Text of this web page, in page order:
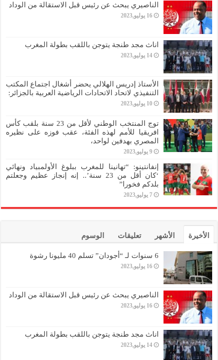
الناصيري يبحث عن رئيس قبل الاستقالة من الوداد
16 يوليو,2023
اناث مجد طنجة يتوجن باللقب بطولة المغرب
14 يوليو,2023
الأستاذ إدريس الهلالي يحضر أشغال اجتماع المكتب
التنفيذي لاتحاد الاتحادات الرياضية العربية بالجزائر:
10 يوليو,2023
توج المنتخب الوطني لأقل من 23 سنة بلقب كأس
افريقيا للأمم لهذه الفئة، عقب فوزه على نظيره
المصري بهدفين لواحد،
9 يوليو,2023
إنفانتينو: “تهانينا للمغرب ببلوغ الأولمبياد ونهائي
‘كان أقل من 23 سنة’.. إنه إنجاز عظيم وجعلتم
بلدكم فخورا”
7 يوليو,2023
الأخيرة الأشهر تعليقات الوسوم
6 سنوات لـ “أجودان” تسلم 40 مليونا رشوة
16 يوليو,2023
الناصيري يبحث عن رئيس قبل الاستقالة من الوداد
16 يوليو,2023
اناث مجد طنجة يتوجن باللقب بطولة المغرب
14 يوليو,2023